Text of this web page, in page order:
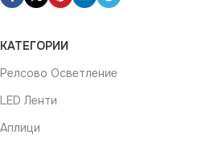
КАТЕГОРИИ
Релсово Осветление
LED Ленти
Аплици